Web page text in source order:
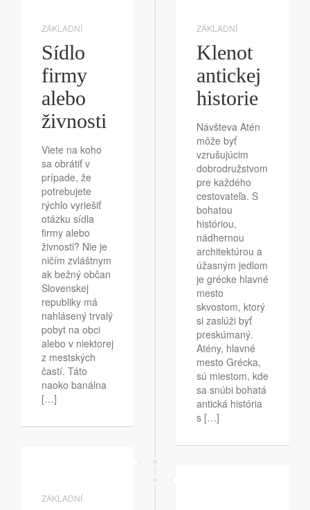
ZÁKLADNÍ
Sídlo
firmy
alebo
živnosti
Viete na koho
sa obrátiť v
prípade, že
potrebujete
rýchlo vyriešiť
otázku sídla
firmy alebo
živnosti? Nie je
ničím zvláštnym
ak bežný občan
Slovenskej
republiky má
nahlásený trvalý
pobyt na obci
alebo v niektorej
z mestských
častí. Táto
naoko banálna
[…]
ZÁKLADNÍ
Klenot
antickej
historie
Návšteva Atén
môže byť
vzrušujúcim
dobrodružstvom
pre každého
cestovateľa. S
bohatou
históriou,
nádhernou
architektúrou a
úžasným jedlom
je grécke hlavné
mesto
skvostom, ktorý
si zaslúži byť
preskúmaný.
Atény, hlavné
mesto Grécka,
sú miestom, kde
sa snúbi bohatá
antická história
s […]
ZÁKLADNÍ